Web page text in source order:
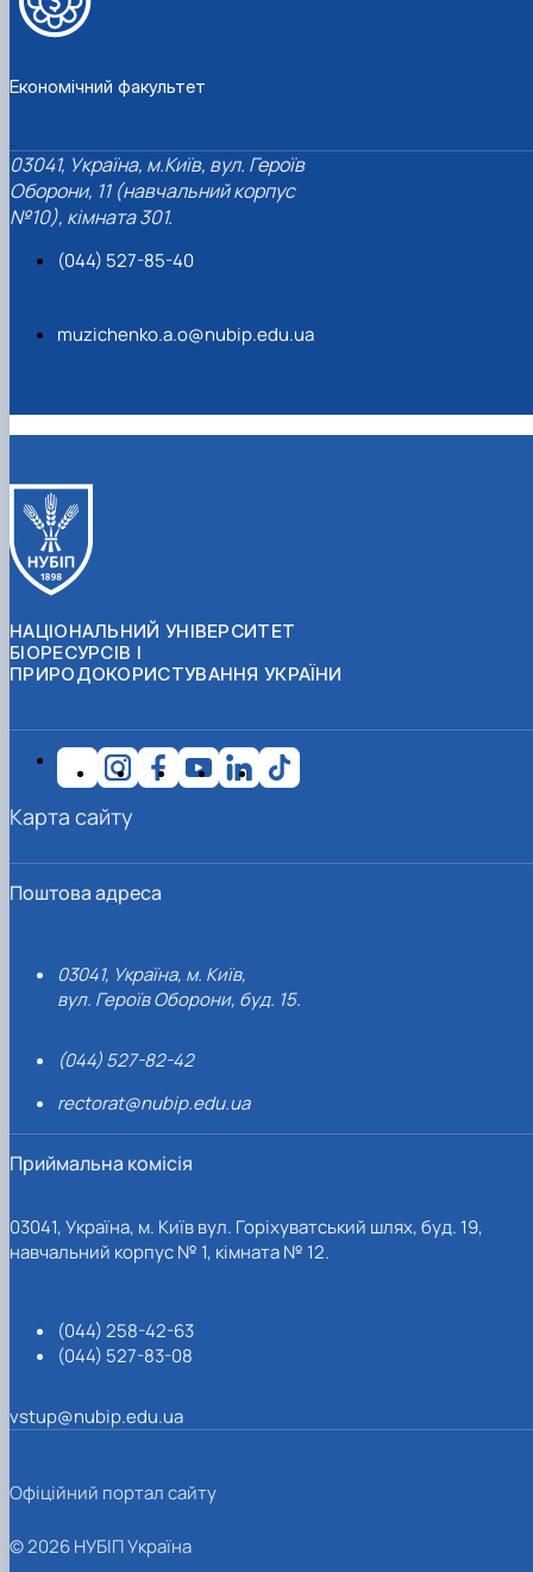
Економічний факультет
03041, Україна, м.Київ, вул. Героїв
Оборони, 11 (навчальний корпус
№10), кімната 301.
(044) 527-85-40
muzichenko.a.o@nubip.edu.ua
НАЦІОНАЛЬНИЙ УНІВЕРСИТЕТ
БІОРЕСУРСІВ І
ПРИРОДОКОРИСТУВАННЯ УКРАЇНИ
Поштова адреса
03041, Україна, м. Київ,
вул. Героїв Оборони, буд. 15.
(044) 527-82-42
rectorat@nubip.edu.ua
Приймальна комісія
03041, Україна, м. Київ вул. Горіхуватський шлях, буд. 19,
навчальний корпус № 1, кімната № 12.
(044) 258-42-63
(044) 527-83-08
vstup@nubip.edu.ua
Карта сайту
Офіційний портал сайту
© 2026 НУБІП Україна